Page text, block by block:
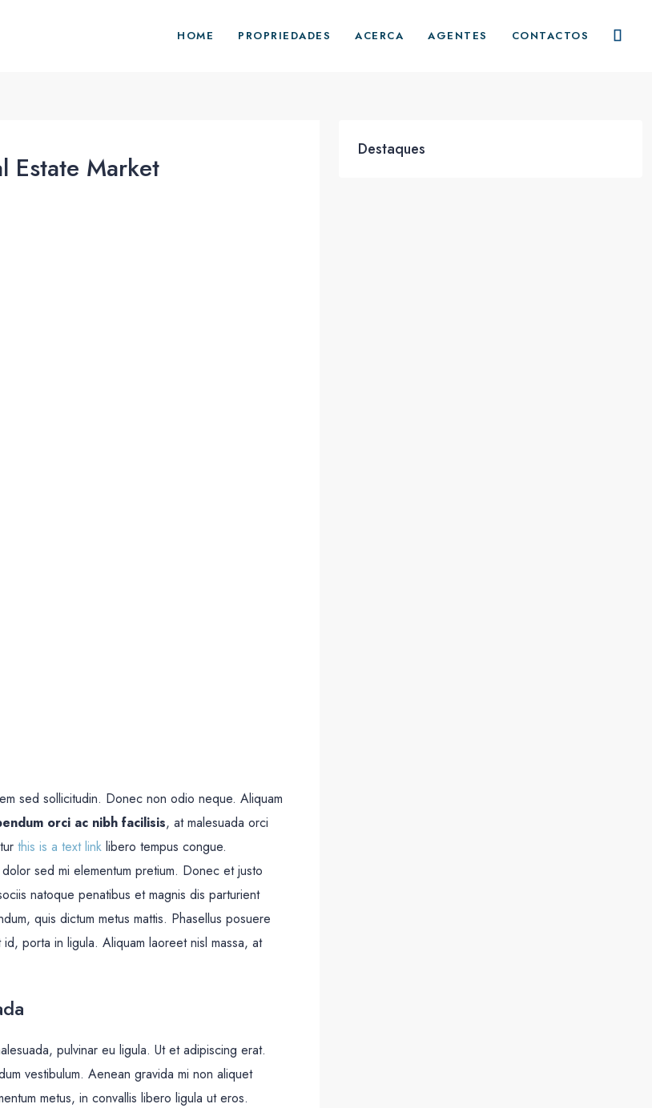
HOME PROPRIEDADES ACERCA AGENTES CONTACTOS
Estate Market
sed sollicitudin. Donec non odio neque. Aliquam
orci ac nibh facilisis, at malesuada orci
this is a text link libero tempus congue.
sed mi elementum pretium. Donec et justo
natoque penatibus et magnis dis parturient
quis dictum metus mattis. Phasellus posuere
porta in ligula. Aliquam laoreet nisl massa, at
pulvinar eu ligula. Ut et adipiscing erat.
vestibulum. Aenean gravida mi non aliquet
metus, in convallis libero ligula ut eros.
Destaques